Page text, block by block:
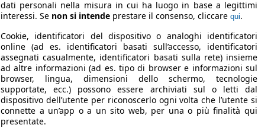
dati personali nella misura in cui ha luogo in base a legittimi
interessi. Se non si intende prestare il consenso, cliccare qui.
Cookie, identificatori del dispositivo o analoghi identificatori
online (ad es. identificatori basati sull’accesso, identificatori
assegnati casualmente, identificatori basati sulla rete) insieme
ad altre informazioni (ad es. tipo di browser e informazioni sul
browser, lingua, dimensioni dello schermo, tecnologie
supportate, ecc.) possono essere archiviati sul o letti dal
dispositivo dell’utente per riconoscerlo ogni volta che l’utente si
connette a un’app o a un sito web, per una o più finalità qui
presentate.